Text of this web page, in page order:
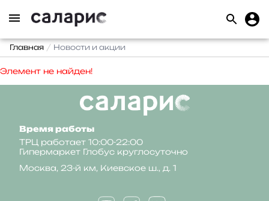
Главная Новости и акции
Элемент не найден!
Время работы
ТРЦ работает 10:00-22:00
Гипермаркет Глобус круглосуточно
Москва, 23-й км, Киевское ш., д. 1